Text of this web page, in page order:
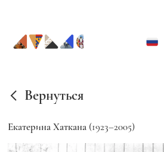
Вернуться
Екатерина Хаткана (1923–2005)